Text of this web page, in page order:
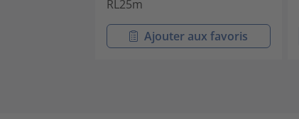
RL25m
Ajouter aux favoris